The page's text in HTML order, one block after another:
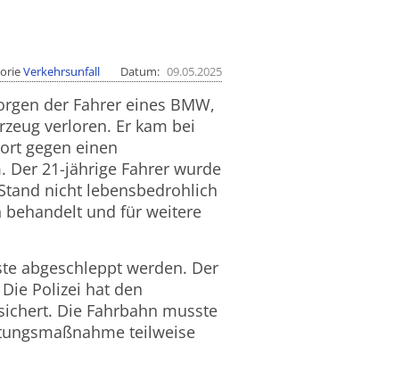
Verkehrsunfall Datum 09.05.2025
der Fahrer eines BMW,
verloren. Er kam bei
gegen einen
Der 21-jährige Fahrer wurde
nicht lebensbedrohlich
behandelt und für weitere
abgeschleppt werden. Der
Polizei hat den
Die Fahrbahn musste
teilweise